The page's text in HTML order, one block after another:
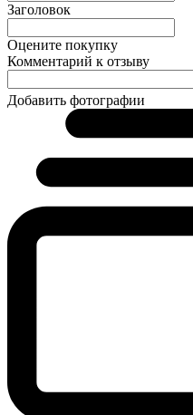
Заголовок
Оцените покупку
Комментарий к отзыву
Добавить фотографии